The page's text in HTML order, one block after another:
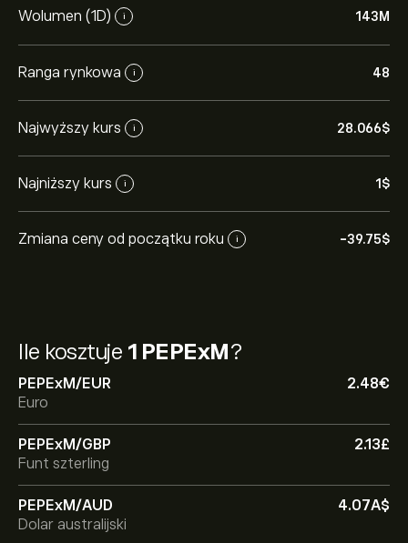
Ile kosztuje 1 PEPExM?
PEPExM/EUR
2.48‎€‎
Euro
PEPExM/GBP
2.13‎£‎
Funt szterling
PEPExM/AUD
4.07‎A$‎
Dolar australijski
Wolumen (1D) i 143M
Ranga rynkowa i 48
Najwyższy kurs i 28.066‎$‎
Najniższy kurs i 1‎$‎
Zmiana ceny od początku roku i -39.75‎$‎